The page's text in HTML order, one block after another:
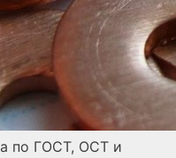
по ГОСТ, ОСТ и